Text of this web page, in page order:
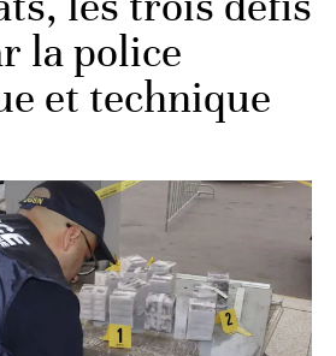
la police
et technique